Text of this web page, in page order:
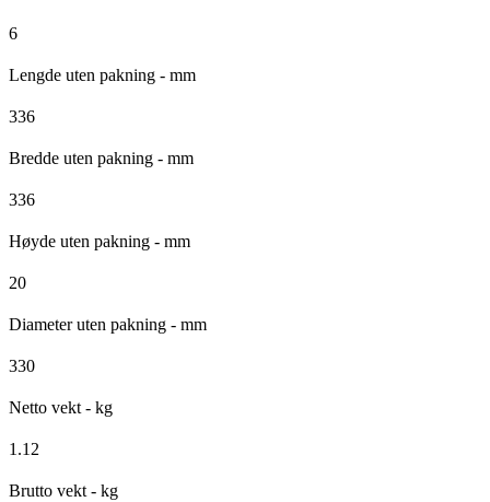
6
Lengde uten pakning - mm
336
Bredde uten pakning - mm
336
Høyde uten pakning - mm
20
Diameter uten pakning - mm
330
Netto vekt - kg
1.12
Brutto vekt - kg